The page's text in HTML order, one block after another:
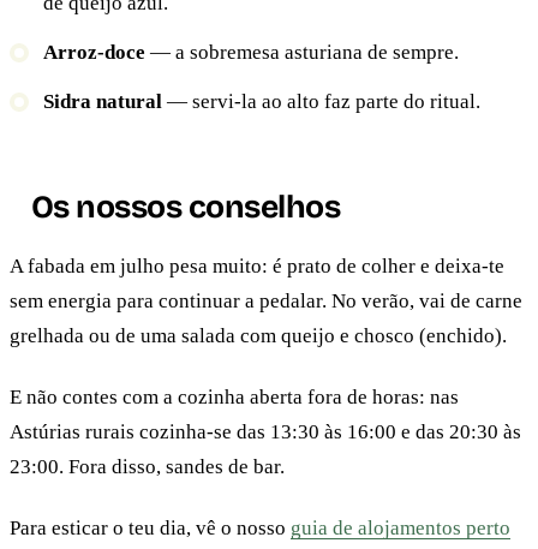
Arroz-doce — a sobremesa asturiana de sempre.
Sidra natural — servi-la ao alto faz parte do ritual.
Os nossos conselhos
A fabada em julho pesa muito: é prato de colher e deixa-te
sem energia para continuar a pedalar. No verão, vai de carne
grelhada ou de uma salada com queijo e chosco (enchido).
E não contes com a cozinha aberta fora de horas: nas
Astúrias rurais cozinha-se das 13:30 às 16:00 e das 20:30 às
23:00. Fora disso, sandes de bar.
Para esticar o teu dia, vê o nosso guia de alojamentos perto